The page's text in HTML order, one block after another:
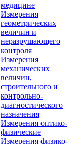
медицине
Измерения
геометрических
величин и
неразрушающего
контроля
Измерения
механических
величин,
строительного и
контрольно-
диагностического
назначения
Измерения оптико-
физические
Измерения физико-